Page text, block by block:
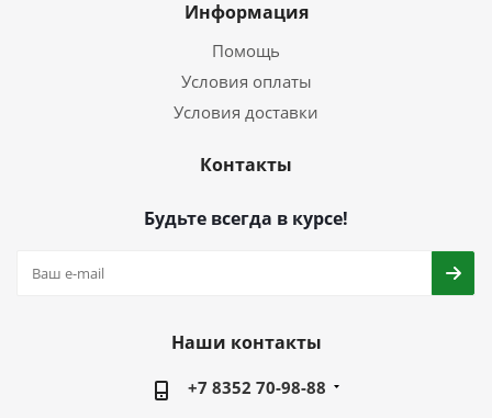
Информация
Помощь
Условия оплаты
Условия доставки
Контакты
Будьте всегда в курсе!
Наши контакты
+7 8352 70-98-88